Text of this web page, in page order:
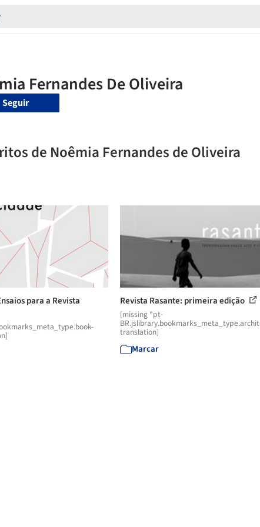
Seguir
de Noêmia Fernandes de Oliveira
para a Revista
Revista Rasante: primeira edição
[missing "pt-
translation]
Marcar